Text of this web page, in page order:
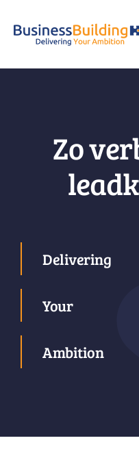
Zo
Delivering
Your
Ambition